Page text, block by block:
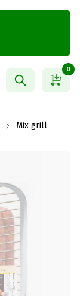
0
Mix grill